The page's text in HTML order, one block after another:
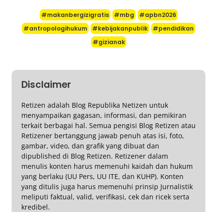
#makanbergizigratis #mbg
#apbn2026
#antropologihukum
#kebijakanpublik
#pendidikan
#gizianak
Disclaimer
Retizen adalah Blog Republika Netizen untuk
menyampaikan gagasan, informasi, dan pemikiran
terkait berbagai hal. Semua pengisi Blog Retizen atau
Retizener bertanggung jawab penuh atas isi, foto,
gambar, video, dan grafik yang dibuat dan
dipublished di Blog Retizen. Retizener dalam
menulis konten harus memenuhi kaidah dan hukum
yang berlaku (UU Pers, UU ITE, dan KUHP). Konten
yang ditulis juga harus memenuhi prinsip Jurnalistik
meliputi faktual, valid, verifikasi, cek dan ricek serta
kredibel.